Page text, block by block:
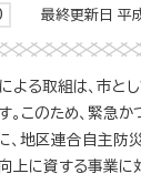
最終更新日 平
による取組は、市
。このため、緊急
、地区連合自主
上に資する事業に